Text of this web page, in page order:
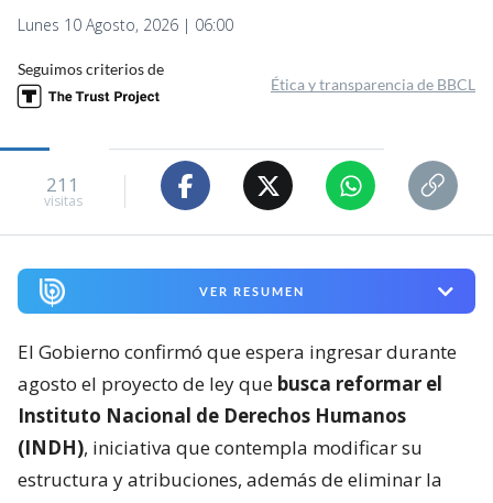
Lunes 10 Agosto, 2026 | 06:00
Seguimos criterios de
Ética y transparencia de BBCL
211
visitas
VER RESUMEN
El Gobierno confirmó que espera ingresar durante
agosto el proyecto de ley que busca reformar el
Instituto Nacional de Derechos Humanos
(INDH), iniciativa que contempla modificar su
estructura y atribuciones, además de eliminar la